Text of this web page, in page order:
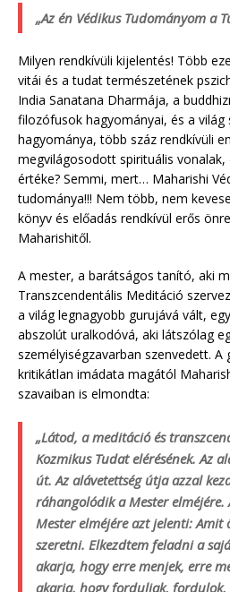
„Az én Védikus Tudományom a
Milyen rendkívüli kijelentés! Több
vitái és a tudat természetének
India Sanatana Dharmája, a
filozófusok hagyományai, és a világ
hagyománya, több száz rendkívüli
megvilágosodott spirituális vonalak,
értéke? Semmi, mert… Maharishi
tudománya!!! Nem több, nem
könyv és előadás rendkívül erős
Maharishitől.
A mester, a barátságos tanító, aki
Transzcendentális Meditáció
a világ legnagyobb gurujává vált,
abszolút uralkodóvá, aki látszólag
személyiségzavarban szenvedett. A
kritikátlan imádata magától
szavaiban is elmondta:
„Látod, a meditáció és
Kozmikus Tudat elérésének. Az
út. Az alávetettség útja azzal
ráhangolódik a Mester elméjére.
Mester elméjére azt jelenti: Amit
szeretni. Elkezdtem feladni a
akarja, hogy erre menjek, erre
akarja, hogy forduljak, fordulok,